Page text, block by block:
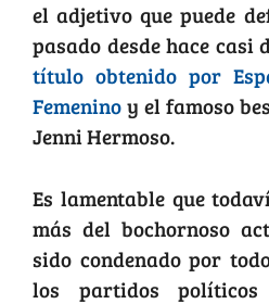
el adjetivo que puede
pasado desde hace casi
título obtenido por
Femenino y el famoso
Jenni Hermoso.
Es lamentable que
más del bochornoso
sido condenado por
los partidos